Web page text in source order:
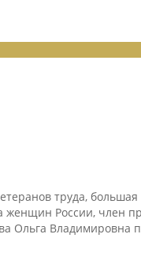
труда,
России, член
Владимировна